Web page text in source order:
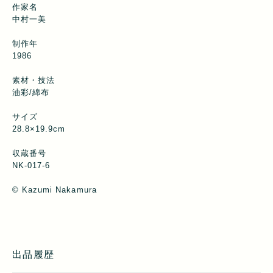
作家名
中村一美
制作年
1986
素材・技法
油彩/綿布
サイズ
28.8×19.9cm
収蔵番号
NK-017-6
©︎ Kazumi Nakamura
出品履歴